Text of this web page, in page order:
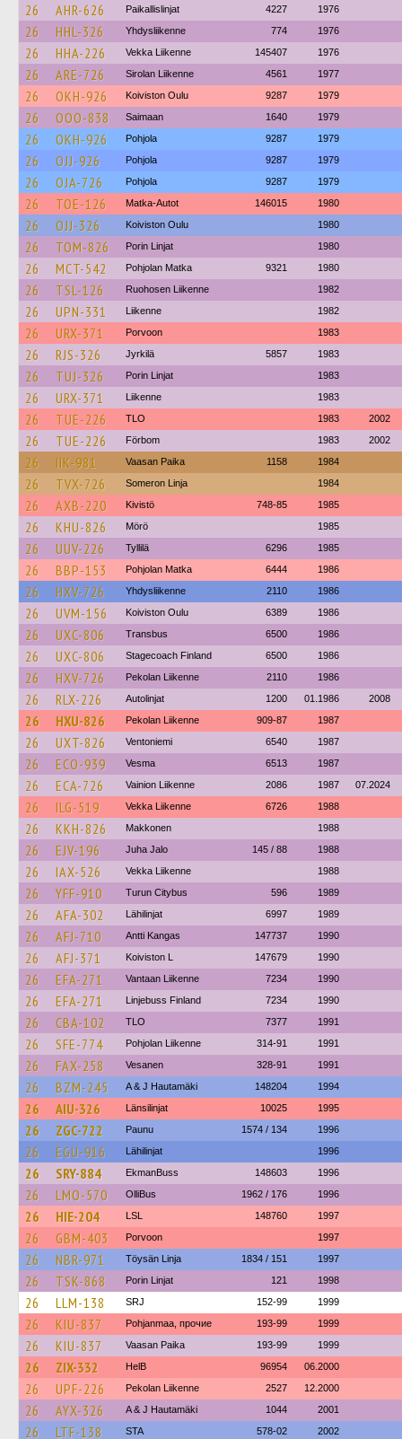
26 AHR-626 Paikallislinjat 4227 1976
26 HHL-326 Yhdysliikenne 774 1976
26 HHA-226 Vekka Liikenne 145407 1976
26 ARE-726 Sirolan Liikenne 4561 1977
26 OKH-926 Koiviston Oulu 9287 1979
26 OOO-838 Saimaan 1640 1979
26 OKH-926 Pohjola 9287 1979
26 OJJ-926 Pohjola 9287 1979
26 OJA-726 Pohjola 9287 1979
26 TOE-126 Matka-Autot 146015 1980
26 OJJ-326 Koiviston Oulu 1980
26 TOM-826 Porin Linjat 1980
26 MCT-542 Pohjolan Matka 9321 1980
26 TSL-126 Ruohosen Liikenne 1982
26 UPN-331 Liikenne 1982
26 URX-371 Porvoon 1983
26 RJS-326 Jyrkilä 5857 1983
26 TUJ-326 Porin Linjat 1983
26 URX-371 Liikenne 1983
26 TUE-226 TLO 1983 2002
26 TUE-226 Förbom 1983 2002
26 IIK-981 Vaasan Paika 1158 1984
26 TVX-726 Someron Linja 1984
26 AXB-220 Kivistö 748-85 1985
26 KHU-826 Mörö 1985
26 UUV-226 Tyllilä 6296 1985
26 BBP-153 Pohjolan Matka 6444 1986
26 HXV-726 Yhdysliikenne 2110 1986
26 UVM-156 Koiviston Oulu 6389 1986
26 UXC-806 Transbus 6500 1986
26 UXC-806 Stagecoach Finland 6500 1986
26 HXV-726 Pekolan Liikenne 2110 1986
26 RLX-226 Autolinjat 1200 01.1986 2008
26 HXU-826 Pekolan Liikenne 909-87 1987
26 UXT-826 Ventoniemi 6540 1987
26 ECO-939 Vesma 6513 1987
26 ECA-726 Vainion Liikenne 2086 1987 07.2024
26 ILG-519 Vekka Liikenne 6726 1988
26 KKH-826 Makkonen 1988
26 EJV-196 Juha Jalo 145 / 88 1988
26 IAX-526 Vekka Liikenne 1988
26 YFF-910 Turun Citybus 596 1989
26 AFA-302 Lähilinjat 6997 1989
26 AFJ-710 Antti Kangas 147737 1990
26 AFJ-371 Koiviston L 147679 1990
26 EFA-271 Vantaan Liikenne 7234 1990
26 EFA-271 Linjebuss Finland 7234 1990
26 CBA-102 TLO 7377 1991
26 SFE-774 Pohjolan Liikenne 314-91 1991
26 FAX-258 Vesanen 328-91 1991
26 BZM-245 A & J Hautamäki 148204 1994
26 AIU-326 Länsilinjat 10025 1995
26 ZGC-722 Paunu 1574 / 134 1996
26 EGU-916 Lähilinjat 1996
26 SRY-884 EkmanBuss 148603 1996
26 LMO-570 OlliBus 1962 / 176 1996
26 HIE-204 LSL 148760 1997
26 GBM-403 Porvoon 1997
26 NBR-971 Töysän Linja 1834 / 151 1997
26 TSK-868 Porin Linjat 121 1998
26 LLM-138 SRJ 152-99 1999
26 KIU-837 Pohjanmaa, прочие 193-99 1999
26 KIU-837 Vaasan Paika 193-99 1999
26 ZIX-332 HelB 96954 06.2000
26 UPF-226 Pekolan Liikenne 2527 12.2000
26 AYX-326 A & J Hautamäki 1044 2001
26 LTF-138 STA 578-02 2002